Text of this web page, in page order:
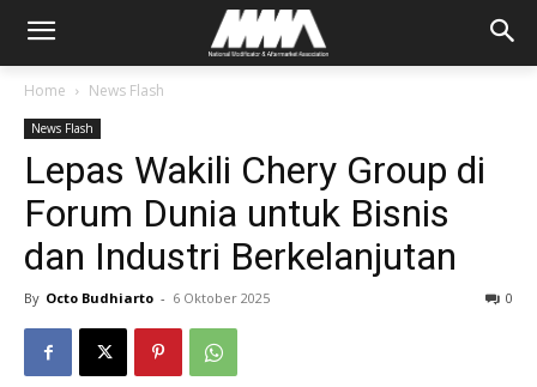
Home News Flash
News Flash
Lepas Wakili Chery Group di
Forum Dunia untuk Bisnis
dan Industri Berkelanjutan
By Octo Budhiarto - 6 Oktober 2025 0